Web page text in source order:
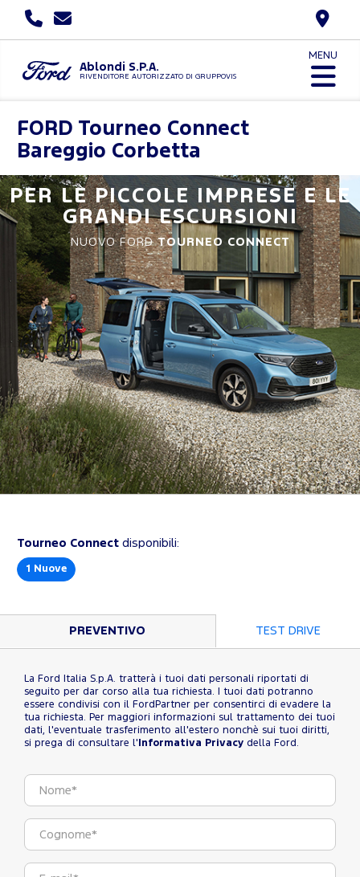
Ablondi S.P.A.
RIVENDITORE AUTORIZZATO DI GRUPPOVIS
MENU
FORD Tourneo Connect
Bareggio Corbetta
PER LE PICCOLE IMPRESE E LE
GRANDI ESCURSIONI
NUOVO FORDTOURNEO CONNECT
Tourneo Connect disponibili:
1 Nuove
PREVENTIVO TEST DRIVE
La Ford Italia S.p.A. tratterà i tuoi dati personali riportati di
seguito per dar corso alla tua richiesta. I tuoi dati potranno
essere condivisi con il FordPartner per consentirci di evadere la
tua richiesta. Per maggiori informazioni sul trattamento dei tuoi
dati, l'eventuale trasferimento all'estero nonchè sui tuoi diritti,
si prega di consultare l' Informativa Privacy della Ford.